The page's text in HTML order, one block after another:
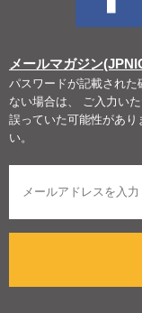
メールマガジン
パスワードが記載され
ない場合は、 ご入力い
誤っていた可能性があり
い。